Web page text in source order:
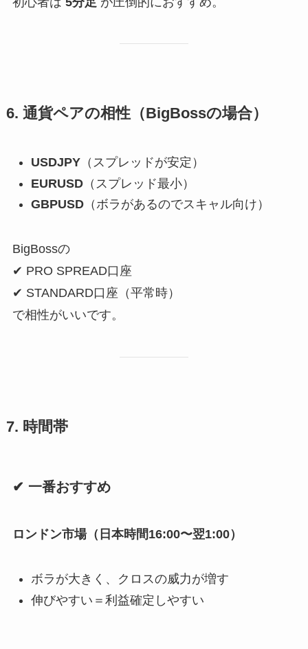
6. 通貨ペアの相性（BigBossの場合）
USDJPY（スプレッドが安定）
EURUSD（スプレッド最小）
GBPUSD（ボラがあるのでスキャル向け）
BigBossの
✔ PRO SPREAD口座
✔ STANDARD口座（平常時）
で相性がいいです。
7. 時間帯
✔ 一番おすすめ
ロンドン市場（日本時間16:00〜翌1:00）
ボラが大きく、クロスの威力が増す
伸びやすい＝利益確定しやすい